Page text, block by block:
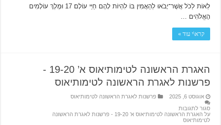
לְאוֹת לְכֹל אֲשֶׁר־יָבֹאוּ לְהַאֲמִין בּוֹ לִהְיוֹת לָהֶם חַיֵּי עוֹלָם׃ 17 וּמֶלֶךְ עוֹלָמִים
הָאֱלֹהִים …
קרא\י עוד »
האגרת הראשונה לטימותיאוס א’ 19-20 ‫-
פרשנות לאגרת הראשונה לטימותיאוס
אוגוסט 6, 2025
פרשנות לאגרת הראשונה לטימותיאוס
סגור לתגובות
על האגרת הראשונה לטימותיאוס א’ 19-20 ‫- פרשנות לאגרת הראשונה
לטימותיאוס